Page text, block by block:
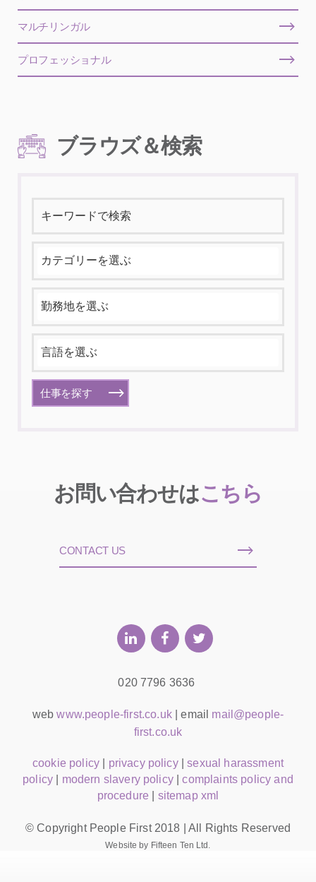
マルチリンガル
プロフェッショナル
ブラウズ＆検索
仕事を探す
お問い合わせはこちら
CONTACT US
020 7796 3636
webwww.people-first.co.uk| email mail@people-
first.co.uk
cookie policy privacy policy|sexual harassment
policy
modern slavery policy|complaints policy and
procedure
sitemap xml
© Copyright People First 2018 | All Rights Reserved
Website by Fifteen Ten Ltd.